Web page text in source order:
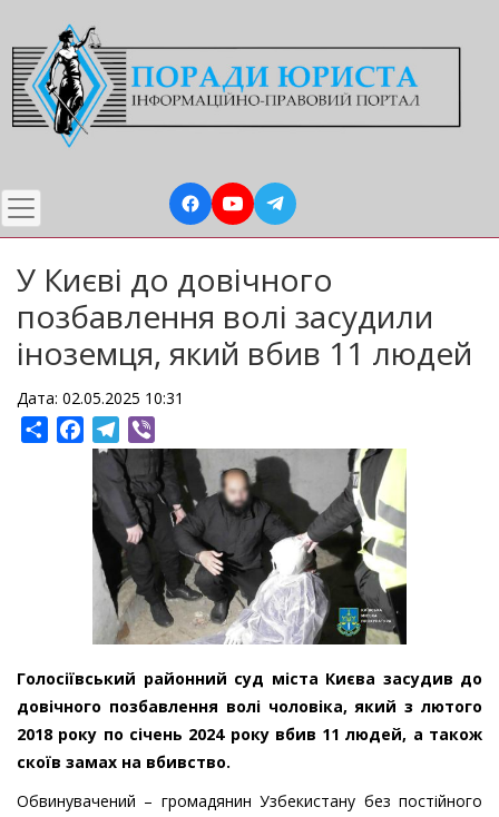
до
основного
вмісту
У Києві до довічного
позбавлення волі засудили
іноземця, який вбив 11 людей
Дата: 02.05.2025 10:31
ShareFacebookTelegram
Голосіївський районний суд міста Києва засудив до
довічного позбавлення волі чоловіка, який з лютого
2018 року по січень 2024 року вбив 11 людей, а також
скоїв замах на вбивство.
Обвинувачений – громадянин Узбекистану без постійного